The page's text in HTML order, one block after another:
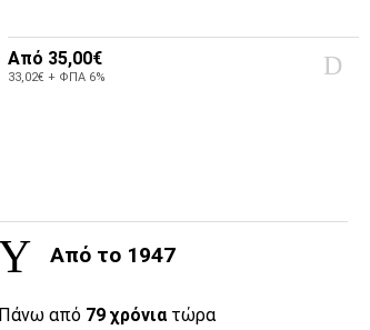
Από 35,00€
33,02€ + ΦΠΑ 6%
Από το 1947
Πάνω από 79 χρόνια τώρα